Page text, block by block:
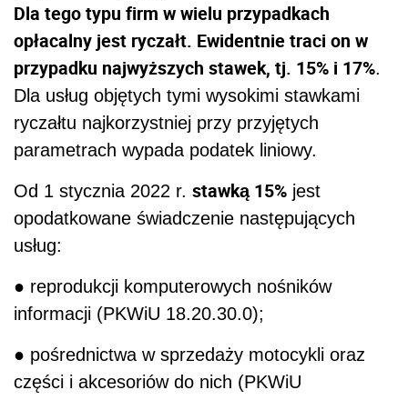
Dla tego typu firm w wielu przypadkach
opłacalny jest ryczałt. Ewidentnie traci on w
przypadku najwyższych stawek, tj. 15% i 17%.
Dla usług objętych tymi wysokimi stawkami
ryczałtu najkorzystniej przy przyjętych
parametrach wypada podatek liniowy.
Od 1 stycznia 2022 r. stawką 15% jest
opodatkowane świadczenie następujących
usług:
● reprodukcji komputerowych nośników
informacji (PKWiU 18.20.30.0);
● pośrednictwa w sprzedaży motocykli oraz
części i akcesoriów do nich (PKWiU